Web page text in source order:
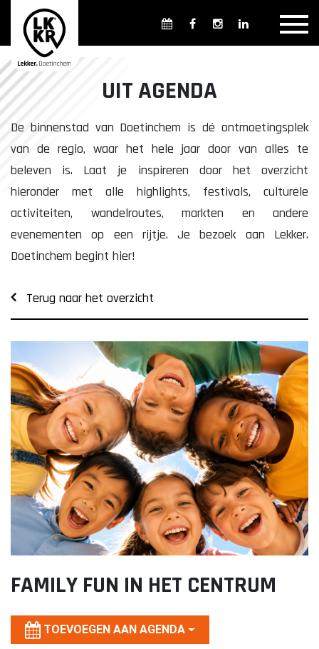
Overzicht winkels
Openingsdagen en -tijden
Weekmarkten
Overzicht Cultuur & Musea
Parkeren in Doetinchem
Lekker. Doetinchem
Organisatie Binnenstadbedrijf Doetinchem
UIT AGENDA
De binnenstad van Doetinchem is dé ontmoetingsplek
van de regio, waar het hele jaar door van alles te
beleven is. Laat je inspireren door het overzicht
hieronder met alle highlights, festivals, culturele
activiteiten, wandelroutes, markten en andere
evenementen op een rijtje. Je bezoek aan Lekker.
Doetinchem begint hier!
Terug naar het overzicht
FAMILY FUN IN HET CENTRUM
TOEVOEGEN AAN AGENDA